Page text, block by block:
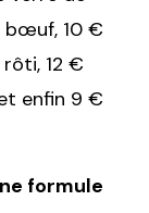
bœuf, 10 €
12 €
enfin 9 €
formule